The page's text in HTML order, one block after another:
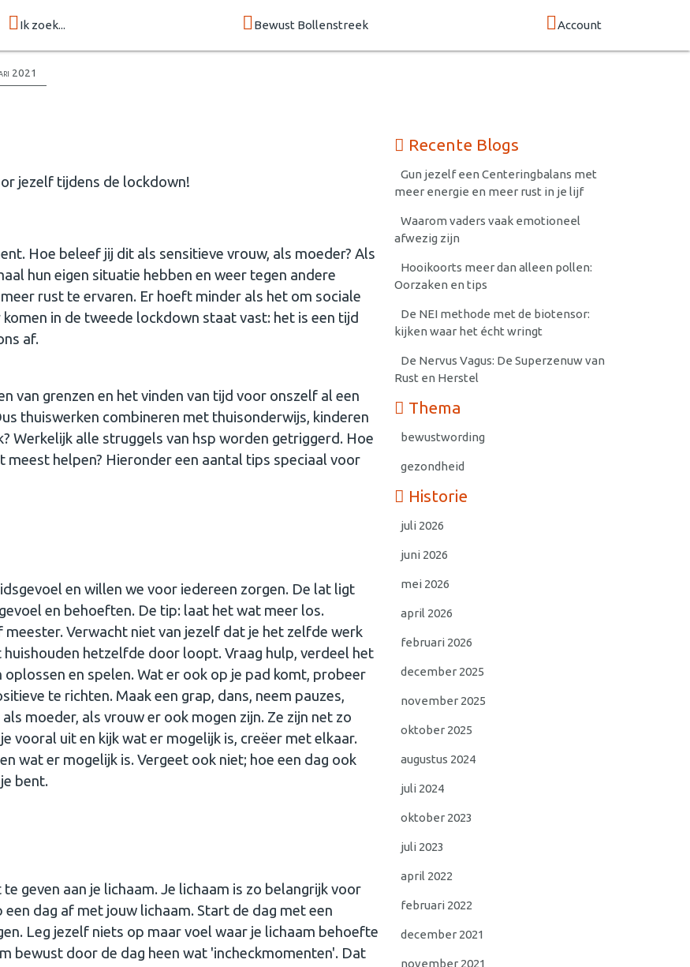
Ik zoek... Bewust Bollenstreek Account
2021
jezelf tijdens de lockdown!
Hoe beleef jij dit als sensitieve vrouw, als moeder? Als
hun eigen situatie hebben en weer tegen andere
rust te ervaren. Er hoeft minder als het om sociale
in de tweede lockdown staat vast: het is een tijd
af.
van grenzen en het vinden van tijd voor onszelf al een
thuiswerken combineren met thuisonderwijs, kinderen
Werkelijk alle struggels van hsp worden getriggerd. Hoe
helpen? Hieronder een aantal tips speciaal voor
en willen we voor iedereen zorgen. De lat ligt
en behoeften. De tip: laat het wat meer los.
Verwacht niet van jezelf dat je het zelfde werk
hetzelfde door loopt. Vraag hulp, verdeel het
en spelen. Wat er ook op je pad komt, probeer
te richten. Maak een grap, dans, neem pauzes,
moeder, als vrouw er ook mogen zijn. Ze zijn net zo
vooral uit en kijk wat er mogelijk is, creëer met elkaar.
wat er mogelijk is. Vergeet ook niet; hoe een dag ook
bent.
geven aan je lichaam. Je lichaam is zo belangrijk voor
dag af met jouw lichaam. Start de dag met een
Leg jezelf niets op maar voel waar je lichaam behoefte
bewust door de dag heen wat 'incheckmomenten'. Dat
Recente Blogs
Gun jezelf een Centeringbalans met
meer energie en meer rust in je lijf
Waarom vaders vaak emotioneel
afwezig zijn
Hooikoorts meer dan alleen pollen:
Oorzaken en tips
De NEI methode met de biotensor:
kijken waar het écht wringt
De Nervus Vagus: De Superzenuw van
Rust en Herstel
Thema
bewustwording
gezondheid
Historie
juli 2026
juni 2026
mei 2026
april 2026
februari 2026
december 2025
november 2025
oktober 2025
augustus 2024
juli 2024
oktober 2023
juli 2023
april 2022
februari 2022
december 2021
november 2021